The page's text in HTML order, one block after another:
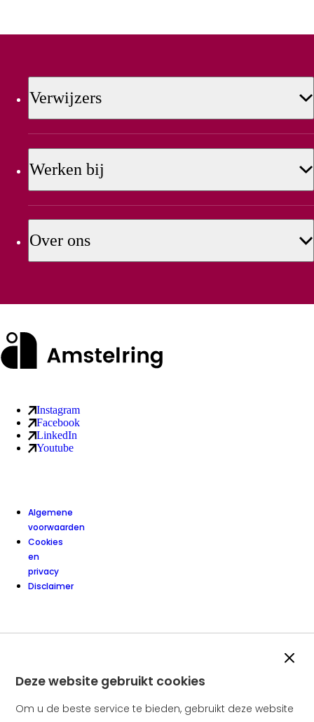
Deze website gebruikt cookies
Om u de beste service te bieden, gebruikt deze website
Verwijzers
Werken bij
Over ons
Sociale media kanalen
Instagram
van Amstelring ledenservice (externe link)
Facebook
van Amstelring ledenservice (externe link)
LinkedIn
van Amstelring ledenservice (externe link)
Youtube
van Amstelring ledenservice (externe link)
Algemene
voorwaarden
Cookies
en
privacy
Disclaimer